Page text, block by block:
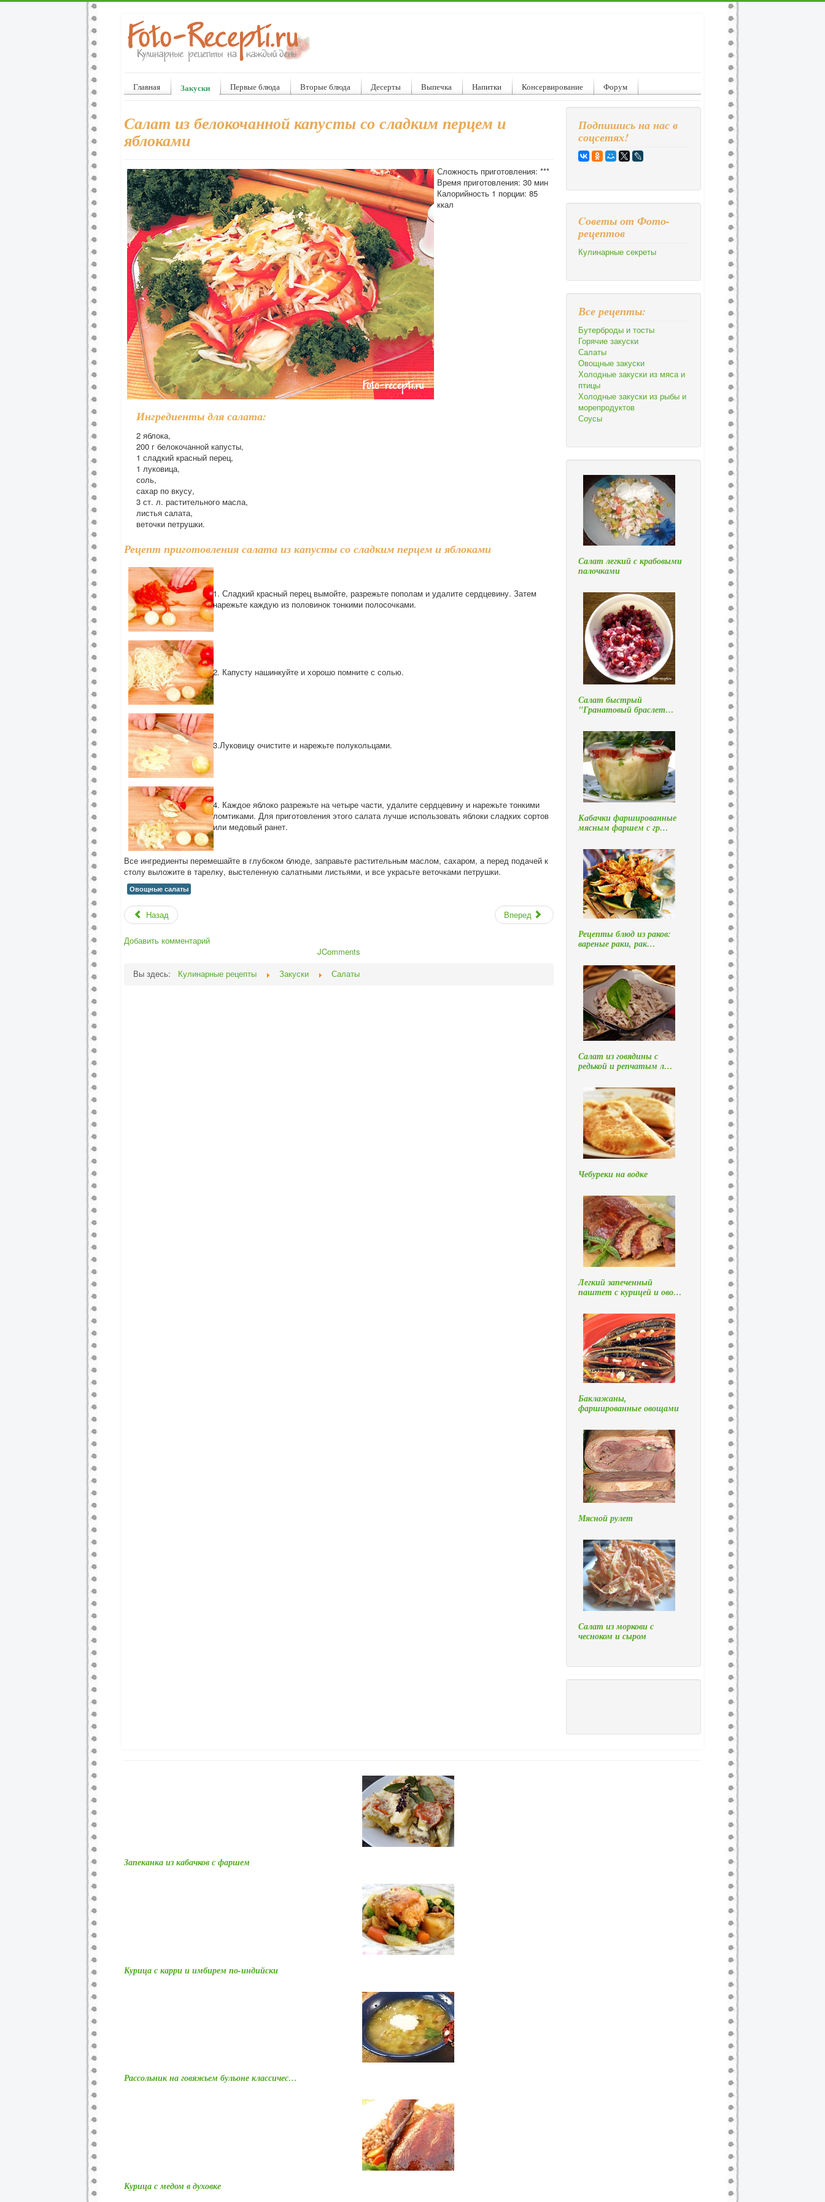
Главная Закуски Первые блюда Вторые блюда Десерты Выпечка Напитки Консервирование Форум
Салат из белокочанной капусты со сладким перцем и
яблоками
Сложность приготовления: ***
Время приготовления: 30 мин
Калорийность 1 порции: 85
ккал
Ингредиенты для салата:
2 яблока,
200 г белокочанной капусты,
1 сладкий красный перец,
1 луковица,
соль,
сахар по вкусу,
3 ст. л. растительного масла,
листья салата,
веточки петрушки.
Рецепт приготовления салата из капусты со сладким перцем и яблоками
1. Сладкий красный перец вымойте, разрежьте пополам и удалите сердцевину. Затем
нарежьте каждую из половинок тонкими полосочками.
2. Капусту нашинкуйте и хорошо помните с солью.
3.Луковицу очистите и нарежьте полукольцами.
4. Каждое яблоко разрежьте на четыре части, удалите сердцевину и нарежьте тонкими
ломтиками. Для приготовления этого салата лучше использовать яблоки сладких сортов
или медовый ранет.
Все ингредиенты перемешайте в глубоком блюде, заправьте растительным маслом, сахаром, а перед подачей к
столу выложите в тарелку, выстеленную салатными листьями, и все украсьте веточками петрушки.
Овощные салаты
Назад Вперед
Добавить комментарий
JComments
Вы здесь:
Кулинарные рецепты Закуски Салаты
Подпишись на нас в
соцсетях!
Cоветы от Фото-
рецептов
Кулинарные секреты
Все рецепты:
Бутерброды и тосты
Горячие закуски
Салаты
Овощные закуски
Холодные закуски из мяса и
птицы
Холодные закуски из рыбы и
морепродуктов
Соусы
Салат легкий с крабовыми
палочками
Салат быстрый
"Гранатовый браслет…
Кабачки фаршированные
мясным фаршем с гр…
Рецепты блюд из раков:
вареные раки, рак…
Салат из говядины с
редькой и репчатым л…
Чебуреки на водке
Легкий запеченный
паштет с курицей и ово…
Баклажаны,
фаршированные овощами
Мясной рулет
Салат из моркови с
чесноком и сыром
Запеканка из кабачков с фаршем
Курица с карри и имбирем по-индийски
Рассольник на говяжьем бульоне классичес…
Курица с медом в духовке